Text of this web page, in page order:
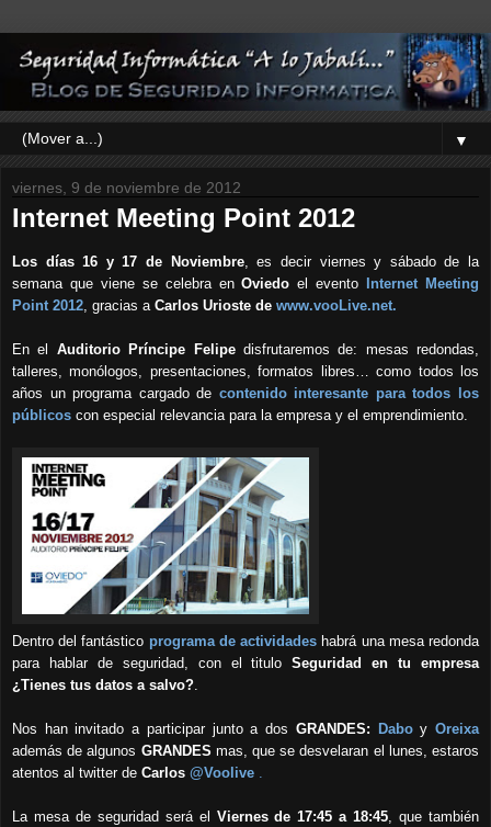
▼
viernes, 9 de noviembre de 2012
Internet Meeting Point 2012
Los días 16 y 17 de Noviembre, es decir viernes y sábado de la
semana que viene se celebra enOviedo el evento
Internet Meeting
Point 2012, gracias aCarlos Urioste de www.vooLive.net.
En el Auditorio Príncipe Felipedisfrutaremos de: mesas redondas,
talleres, monólogos, presentaciones, formatos libres… como todos los
años un programa cargado de contenido interesante para todos los
públicos con especial relevancia para la empresa y el emprendimiento.
Dentro del fantástico programa de actividades habrá una mesa redonda
para hablar de seguridad, con el tituloSeguridad en tu empresa
¿Tienes tus datos a salvo?.
Nos han invitado a participar junto a dos GRANDES: Daboy Oreixa
además de algunos GRANDES mas,que se desvelaran el lunes, estaros
atentos al twitter de Carlos @Voolive .
La mesa de seguridad seráel Viernes de 17:45 a 18:45, que también